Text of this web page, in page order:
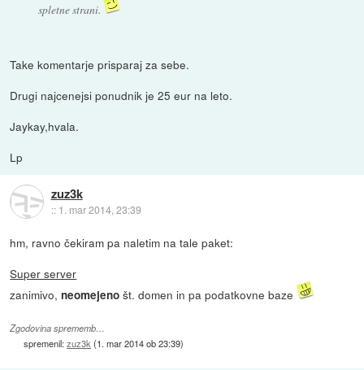
spletne strani.
Take komentarje prisparaj za sebe.
Drugi najcenejsi ponudnik je 25 eur na leto.
Jaykay,hvala.
Lp
zuz3k
:: 1. mar 2014, 23:39
hm, ravno čekiram pa naletim na tale paket:
Super server
zanimivo,neomejeno št. domen in pa podatkovne baze
Zgodovina sprememb…
spremenil:zuz3k (1. mar 2014 ob 23:39)